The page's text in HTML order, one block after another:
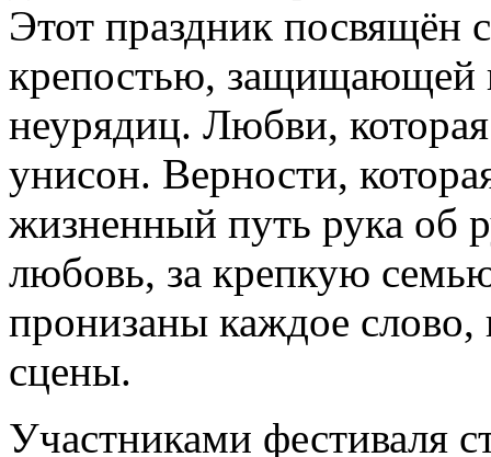
Этот праздник посвящён
крепостью, защищающей
неурядиц. Любви, которая
унисон. Верности,
жизненный путь рука об
любовь, за крепкую
пронизаны каждое слово,
сцены.
Участниками фестиваля